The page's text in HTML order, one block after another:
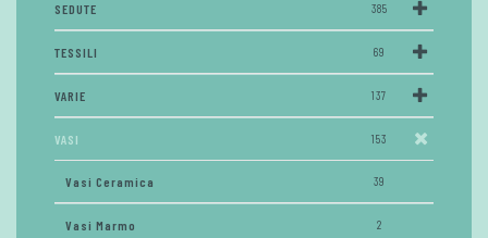
SEDUTE 385
TESSILI 69
VARIE 137
VASI 153
Vasi Ceramica 39
Vasi Marmo 2